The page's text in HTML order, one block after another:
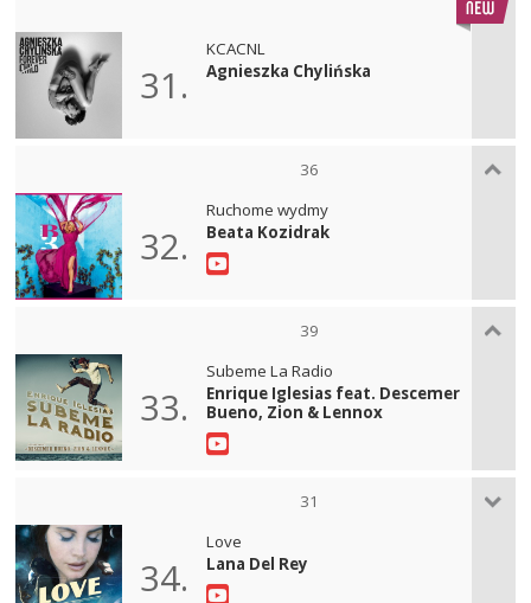
31.
KCACNL
Agnieszka Chylińska
36
32.
Ruchome wydmy
Beata Kozidrak
39
33.
Subeme La Radio
Enrique Iglesias feat. Descemer
Bueno, Zion & Lennox
31
34.
Love
Lana Del Rey